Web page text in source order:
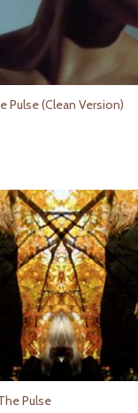
Pulse (Clean Version)
Pulse